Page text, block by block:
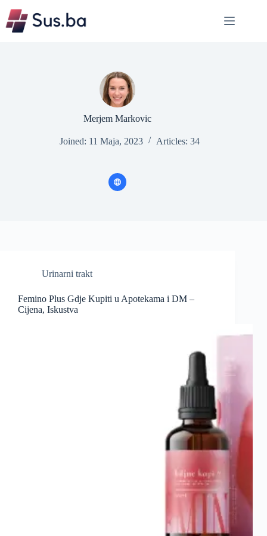
content
Merjem Markovic
Joined: 11 Maja, 2023 Articles: 34
Urinarni trakt
Femino Plus Gdje Kupiti u Apotekama i DM –
Cijena, Iskustva